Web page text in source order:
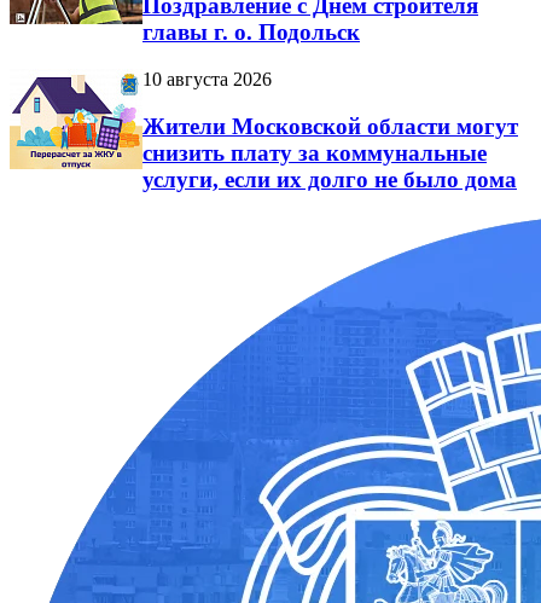
Поздравление с Днем строителя
главы г. о. Подольск
10 августа 2026
Жители Московской области могут
снизить плату за коммунальные
услуги, если их долго не было дома